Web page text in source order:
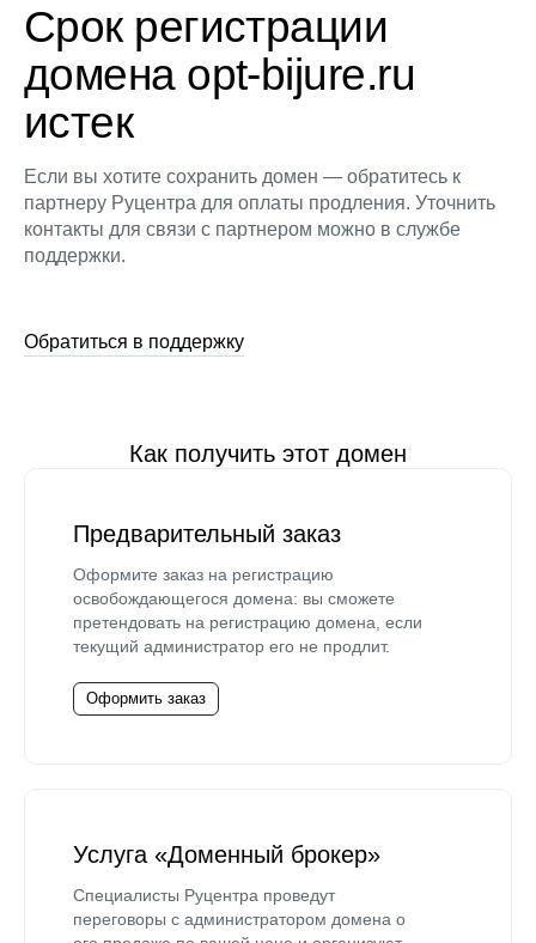
Срок регистрации
домена opt-bijure.ru
истек
Если вы хотите сохранить домен — обратитесь к
партнеру Руцентра для оплаты продления. Уточнить
контакты для связи с партнером можно в службе
поддержки.
Обратиться в поддержку
Как получить этот домен
Предварительный заказ
Оформите заказ на регистрацию
освобождающегося домена: вы сможете
претендовать на регистрацию домена, если
текущий администратор его не продлит.
Оформить заказ
Услуга «Доменный брокер»
Специалисты Руцентра проведут
переговоры с администратором домена о